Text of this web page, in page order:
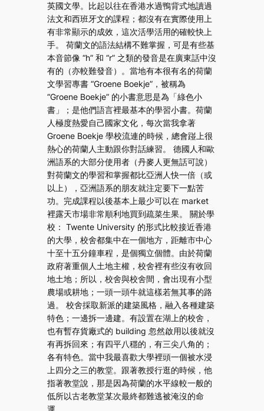
英國文學。比起以往在香港水過鴨背式地讀過
法文和西班牙文的課程；都沒有在實際使用上
有非常顯示的成效，這次活學活用的確較快上
手。 荷蘭文的語法結構不難掌握，可是有些基
本音節像 “h” 和 “r” 之類的發音是在廣東話中沒
有的（亦較難發音）。當地有本很有名的荷蘭
文學習專書 “Groene Boekje”，被稱為
“Groene Boekje” 的小書意思是為「綠色小
書」；是他們語言裡最基本的學習小書。荷蘭
人極度熱愛自己國家文化，每次當我拿著
Groene Boekje 學校流連的時候，總會踫上很
熱心的荷蘭人主動跟你對話練習。 德國人和歐
洲語系的大部分使用者（丹麥人更無話可說）
對荷蘭文的學習和掌握都比亞洲人快一倍（或
以上），亞洲語系的朋友就注定要下一點苦
功。完成課程以後基本上最少可以在 market
裡露天市場非常順利地買到疏菜生果。 關於學
校： Twente University 的形式比較接近香港
的大學，校舍都集中在一個地方，距離市中心
十至十五分鐘車程，是個獨立個體。由於荷蘭
政府著重個人土地主權，校舍裡有些沒有收回
地土地；所以，校舍與校舍間，會出現有小型
農場或耕地；一頭一頭牛就這樣若無其事的路
過。 校舍採取新派的建築風格，融入各種建築
特色；一邊拆一邊建。有設置在湖上的校舍，
也有暫存貨廠式的 building 忽然啟用以後就沒
有再拆回來；有四平八穩的，有三尖八角的；
各有特色。當中我最喜歡大學裡頭一個被水浸
上四分之三的教堂。跟著教授行逛的時候，他
指著教堂說，那是因為荷蘭的水平線較一般的
低所以古老教堂某次最終都難逃被淹沒的命